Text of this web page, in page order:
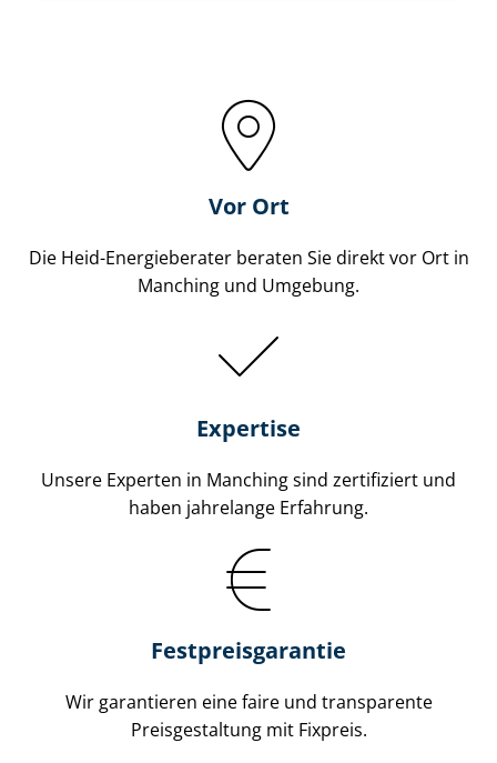
Vor Ort
Die Heid-Energieberater beraten Sie direkt vor Ort in
Manching und Umgebung.
Expertise
Unsere Experten in Manching sind zertifiziert und
haben jahrelange Erfahrung.
Fest­preis­ga­ran­tie
Wir garantieren eine faire und transparente
Preisgestaltung mit Fixpreis.